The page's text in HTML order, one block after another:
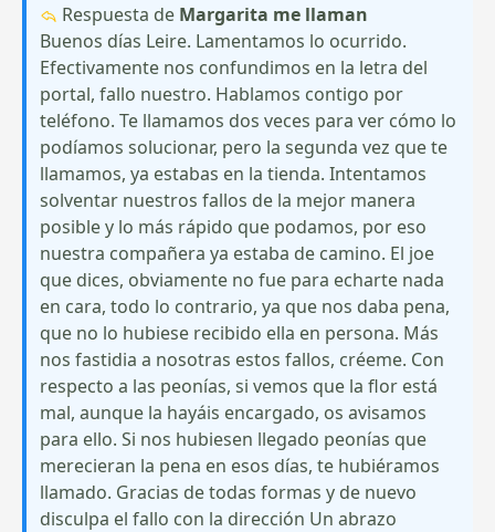
Respuesta de Margarita me llaman
Buenos días Leire. Lamentamos lo ocurrido.
Efectivamente nos confundimos en la letra del
portal, fallo nuestro. Hablamos contigo por
teléfono. Te llamamos dos veces para ver cómo lo
podíamos solucionar, pero la segunda vez que te
llamamos, ya estabas en la tienda. Intentamos
solventar nuestros fallos de la mejor manera
posible y lo más rápido que podamos, por eso
nuestra compañera ya estaba de camino. El joe
que dices, obviamente no fue para echarte nada
en cara, todo lo contrario, ya que nos daba pena,
que no lo hubiese recibido ella en persona. Más
nos fastidia a nosotras estos fallos, créeme. Con
respecto a las peonías, si vemos que la flor está
mal, aunque la hayáis encargado, os avisamos
para ello. Si nos hubiesen llegado peonías que
merecieran la pena en esos días, te hubiéramos
llamado. Gracias de todas formas y de nuevo
disculpa el fallo con la dirección Un abrazo